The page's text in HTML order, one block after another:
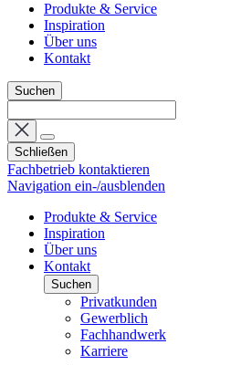
Produkte & Service
Inspiration
Über uns
Kontakt
Suchen
Schließen
Fachbetrieb kontaktieren
Navigation ein-/ausblenden
Produkte & Service
Inspiration
Über uns
Kontakt
Suchen
Privatkunden
Gewerblich
Fachhandwerk
Karriere